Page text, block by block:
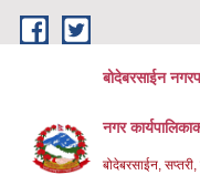
Skip to main content
बोदेबरसाईन
नगर
बोदेबरसाईन,